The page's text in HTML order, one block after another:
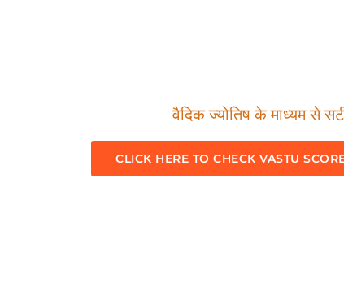
वैदिक ज्योतिष के माध्यम से
CLICK HERE TO CHECK VASTU